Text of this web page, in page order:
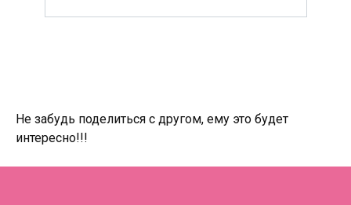
Не забудь поделиться с другом, ему это будет
интересно!!!